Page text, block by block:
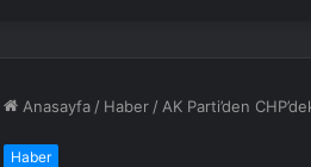
Anasayfa / Haber / AK Parti’den
Haber